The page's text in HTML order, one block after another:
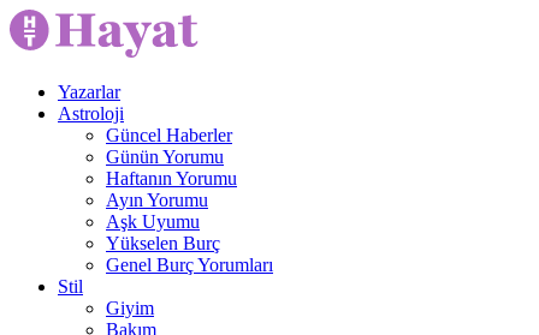
Yazarlar
Astroloji
Güncel Haberler
Günün Yorumu
Haftanın Yorumu
Ayın Yorumu
Aşk Uyumu
Yükselen Burç
Genel Burç Yorumları
Stil
Giyim
Bakım